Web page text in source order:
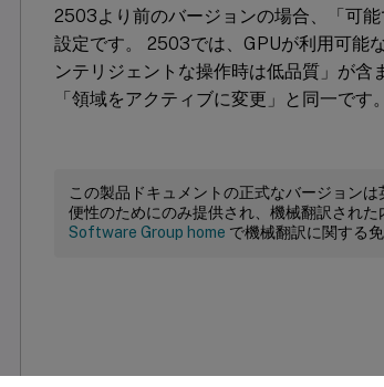
2503より前のバージョンの場合、「可
設定です。 2503では、GPUが利用可能
ンテリジェントな操作時は低品質」が
「領域をアクティブに変更」と同一です。
この製品ドキュメントの正式なバージョン
便性のためにのみ提供され、機械翻訳され
Software Group home で機械翻訳に関する